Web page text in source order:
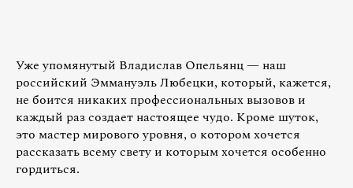
Уже упомянутый Владислав Опельянц — наш
российский Эммануэль Любецки, который, кажется,
не боится никаких профессиональных вызовов и
каждый раз создает настоящее чудо. Кроме шуток,
это мастер мирового уровня, о котором хочется
рассказать всему свету и которым хочется особенно
гордиться.